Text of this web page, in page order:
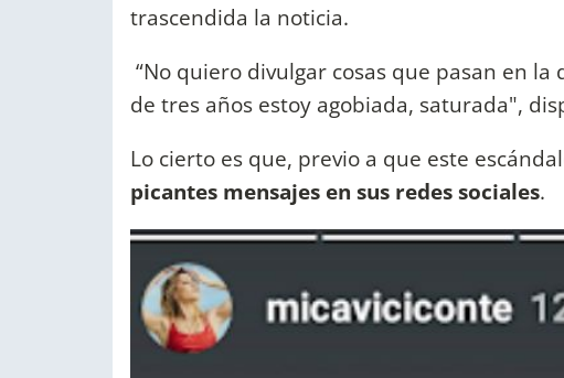
trascendida la noticia.
“No quiero divulgar cosas que pasan en
de tres años estoy agobiada, saturada",
Lo cierto es que, previo a que este
picantes mensajes en sus redes sociales.